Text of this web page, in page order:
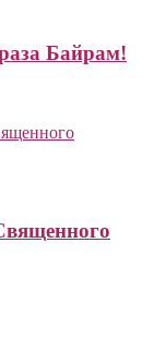
Байрам!